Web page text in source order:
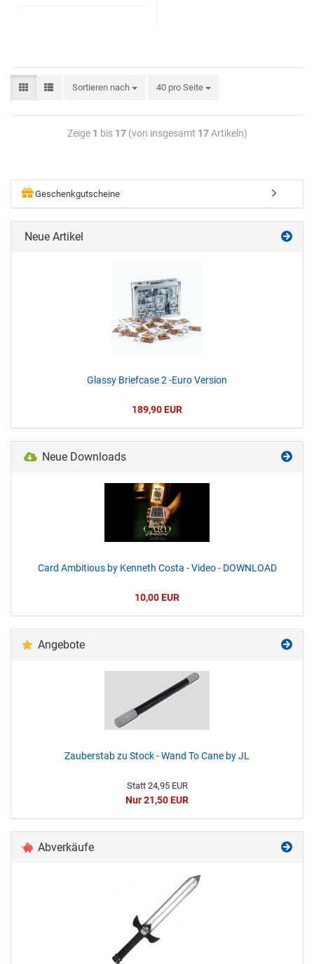
Sortieren nach 40 pro Seite
Zeige 1 bis 17(von insgesamt 17Artikeln)
Geschenkgutscheine
Neue Artikel
Glassy Briefcase 2 -Euro Version
189,90 EUR
Neue Downloads
Card Ambitious by Kenneth Costa - Video - DOWNLOAD
10,00 EUR
Angebote
Zauberstab zu Stock - Wand To Cane by JL
Statt 24,95 EUR
Nur 21,50 EUR
Abverkäufe